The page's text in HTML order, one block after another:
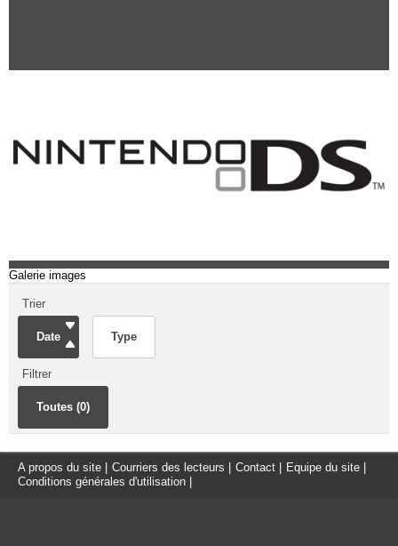
Galerie images
Trier
Date Type
Filtrer
Toutes (0)
A propos du site Courriers des lecteurs Contact Equipe du site
Conditions générales d'utilisation